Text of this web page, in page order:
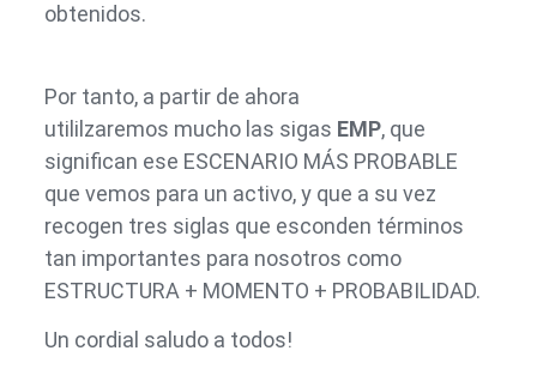
obtenidos.
Por tanto, a partir de ahora
utililzaremos mucho las sigas EMP, que
significan ese ESCENARIO MÁS PROBABLE
que vemos para un activo, y que a su vez
recogen tres siglas que esconden términos
tan importantes para nosotros como
ESTRUCTURA + MOMENTO + PROBABILIDAD.
Un cordial saludo a todos!